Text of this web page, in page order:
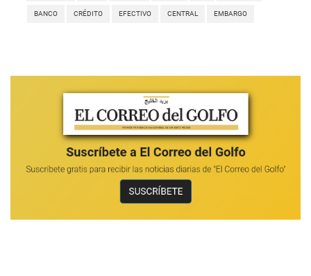
BANCO CRÉDITO EFECTIVO CENTRAL EMBARGO